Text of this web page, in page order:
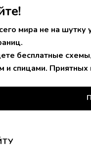
мира не на шутку
бесплатные
спицами. Приятных